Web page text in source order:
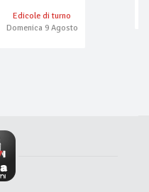
Edicole di turno
Domenica 9 Agosto